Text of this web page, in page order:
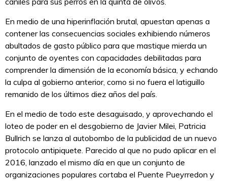
En medio de una hiperinflación brutal, apuestan apenas a
contener las consecuencias sociales exhibiendo números
abultados de gasto público para que mastique mierda un
conjunto de oyentes con capacidades debilitadas para
comprender la dimensión de la economía básica, y echando
la culpa al gobierno anterior, como si no fuera el latiguillo
remanido de los últimos diez años del país.
En el medio de todo este desaguisado, y aprovechando el
loteo de poder en el desgobierno de Javier Milei, Patricia
Bullrich se lanza al autobombo de la publicidad de un nuevo
protocolo antipiquete. Parecido al que no pudo aplicar en el
2016, lanzado el mismo día en que un conjunto de
organizaciones populares cortaba el Puente Pueyrredon y